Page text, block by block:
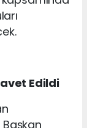
Edildi